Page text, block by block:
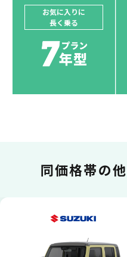
他にはないサービスがク
イント運用も！
ポイ
お気に入りに
長く乗る
同価格帯の